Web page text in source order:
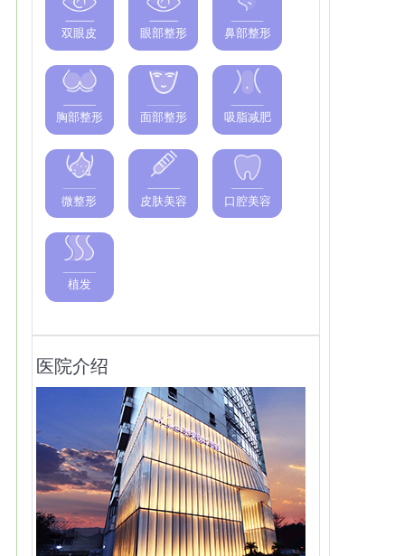
双眼皮 眼部整形 鼻部整形
胸部整形 面部整形 吸脂减肥
微整形 皮肤美容 口腔美容
植发
医院介绍